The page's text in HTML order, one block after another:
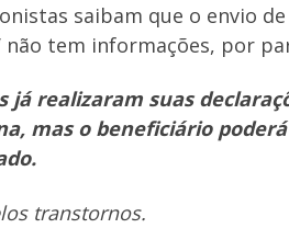
saibam que o envio
não tem informações, por
já realizaram suas
mas o beneficiário
transtornos.